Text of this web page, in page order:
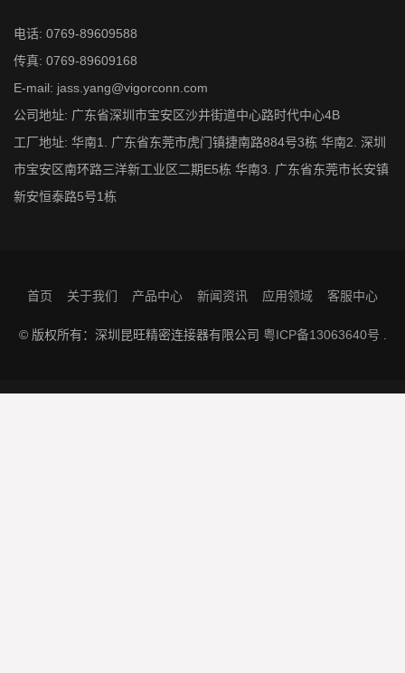
电话: 0769-89609588
传真: 0769-89609168
E-mail: jass.yang@vigorconn.com
公司地址: 广东省深圳市宝安区沙井街道中心路时代中心4B
工厂地址: 华南1. 广东省东莞市虎门镇捷南路884号3栋 华南2. 深圳
市宝安区南环路三洋新工业区二期E5栋 华南3. 广东省东莞市长安镇
新安恒泰路5号1栋
首页 关于我们 产品中心 新闻资讯 应用领域 客服中心
© 版权所有：深圳昆旺精密连接器有限公司 粤ICP备13063640号